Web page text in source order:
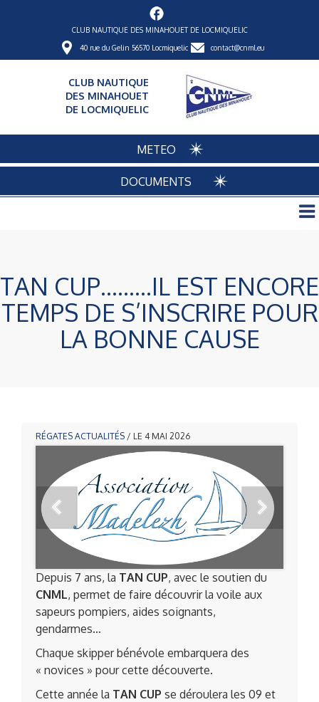
CLUB NAUTIQUE DES MINAHOUET DE LOCMIQUELIC
40 rue du Gelin 56570 Locmiquelic contact@cnml.eu
CLUB NAUTIQUE
DES MINAHOUET
DE LOCMIQUELIC
METEO
DOCUMENTS
TAN CUP………IL EST ENCORE
TEMPS DE S’INSCRIRE POUR
LA BONNE CAUSE
RÉGATES ACTUALITÉS / LE 4 MAI 2026
Depuis 7 ans, la TAN CUP, avec le soutien du
CNML, permet de faire découvrir la voile aux
sapeurs pompiers, aides soignants,
gendarmes…
Chaque skipper bénévole embarquera des
« novices » pour cette découverte.
Cette année la TAN CUP se déroulera les 09 et